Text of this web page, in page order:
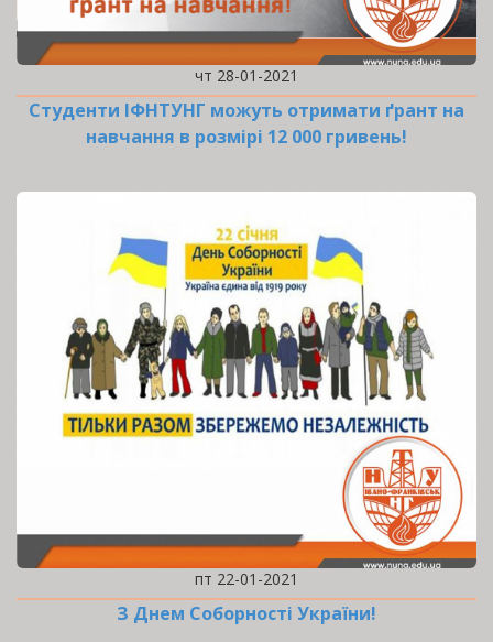
чт 28-01-2021
Студенти ІФНТУНГ можуть отримати ґрант на
навчання в розмірі 12 000 гривень!
пт 22-01-2021
З Днем Соборності України!